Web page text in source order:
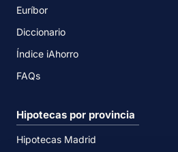
Euríbor
Diccionario
Índice iAhorro
FAQs
Hipotecas por provincia
Hipotecas Madrid